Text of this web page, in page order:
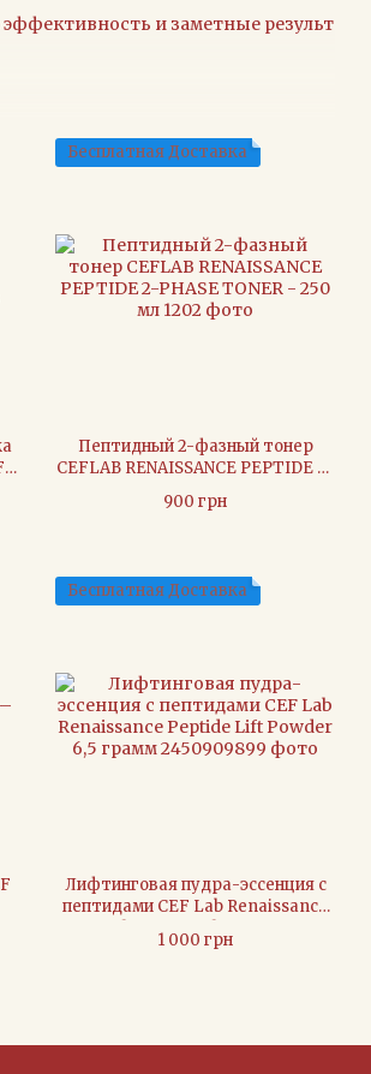
и заметные
Бесплатная Доставка
Пептидный 2-фазный тонер
CEFLAB RENAISSANCE PEPTIDE 2-
900 грн
Бесплатная Доставка
Лифтинговая пудра-эссенция с
пептидами CEF Lab Renaissance
Peptide Lift Powder 6,5 грамм
1 000 грн